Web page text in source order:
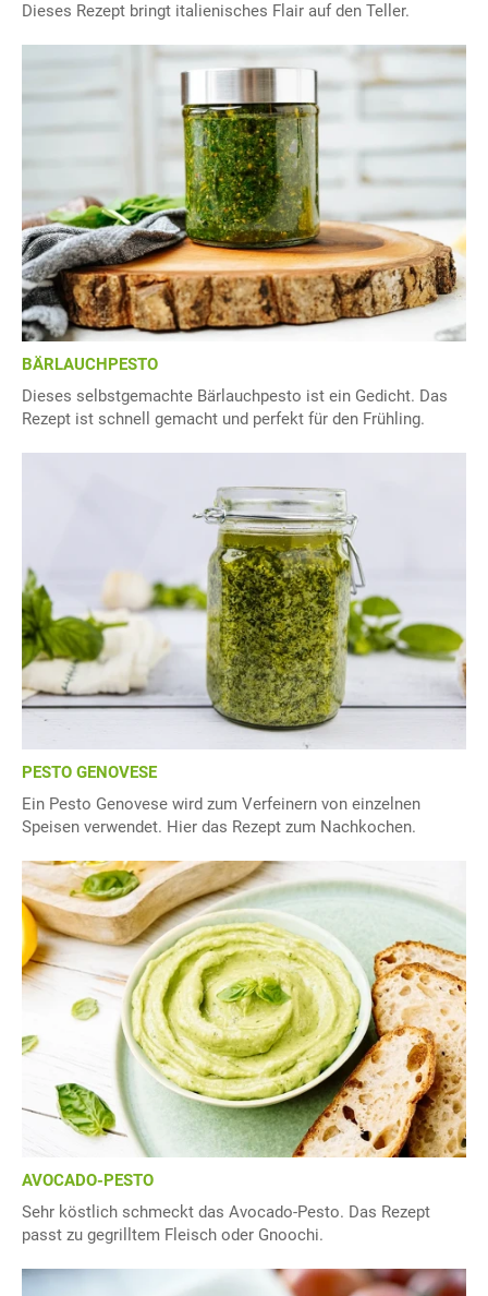
Dieses Rezept bringt italienisches Flair auf den Teller.
BÄRLAUCHPESTO
Dieses selbstgemachte Bärlauchpesto ist ein Gedicht. Das
Rezept ist schnell gemacht und perfekt für den Frühling.
PESTO GENOVESE
Ein Pesto Genovese wird zum Verfeinern von einzelnen
Speisen verwendet. Hier das Rezept zum Nachkochen.
AVOCADO-PESTO
Sehr köstlich schmeckt das Avocado-Pesto. Das Rezept
passt zu gegrilltem Fleisch oder Gnoochi.